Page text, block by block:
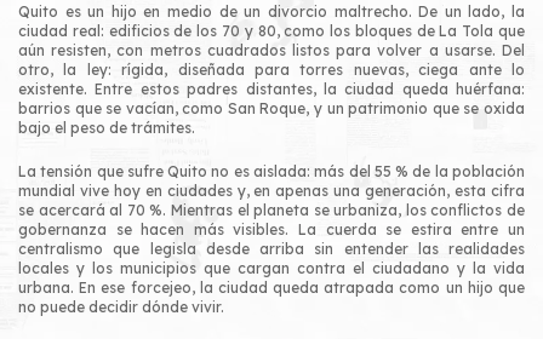
Quito es un hijo en medio de un divorcio maltrecho. De un lado, la
ciudad real: edificios de los 70 y 80, como los bloques de La Tola que
aún resisten, con metros cuadrados listos para volver a usarse. Del
otro, la ley: rígida, diseñada para torres nuevas, ciega ante lo
existente. Entre estos padres distantes, la ciudad queda huérfana:
barrios que se vacían, como San Roque, y un patrimonio que se oxida
bajo el peso de trámites.
La tensión que sufre Quito no es aislada: más del 55 % de la población
mundial vive hoy en ciudades y, en apenas una generación, esta cifra
se acercará al 70 %. Mientras el planeta se urbaniza, los conflictos de
gobernanza se hacen más visibles. La cuerda se estira entre un
centralismo que legisla desde arriba sin entender las realidades
locales y los municipios que cargan contra el ciudadano y la vida
urbana. En ese forcejeo, la ciudad queda atrapada como un hijo que
no puede decidir dónde vivir.